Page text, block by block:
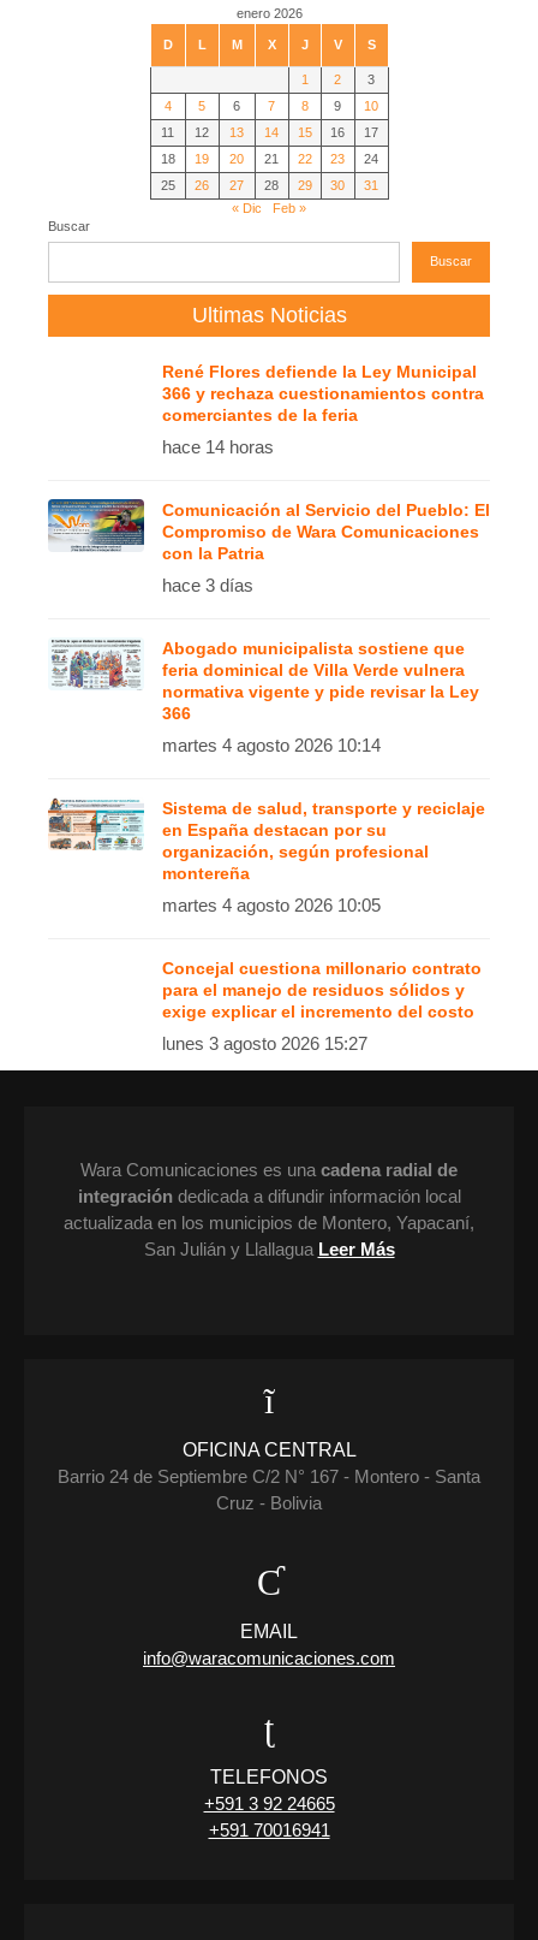
enero 2026
D L M X J V S
1 2
3
4
5 6 7 8 9
10
11
12 13 14 15 16
17
18
19 20 21 22 23
24
25
26 27 28 29 30
31
« Dic
Feb »
Buscar
Buscar
Ultimas Noticias
René Flores defiende la Ley Municipal
366 y rechaza cuestionamientos contra
comerciantes de la feria
hace 14 horas
Comunicación al Servicio del Pueblo: El
Compromiso de Wara Comunicaciones
con la Patria
hace 3 días
Abogado municipalista sostiene que
feria dominical de Villa Verde vulnera
normativa vigente y pide revisar la Ley
366
martes 4 agosto 2026 10:14
Sistema de salud, transporte y reciclaje
en España destacan por su
organización, según profesional
montereña
martes 4 agosto 2026 10:05
Concejal cuestiona millonario contrato
para el manejo de residuos sólidos y
exige explicar el incremento del costo
lunes 3 agosto 2026 15:27
Wara Comunicaciones es una cadena radial de
integracióndedicada a difundir información local
actualizada en los municipios de Montero, Yapacaní,
San Julián y Llallagua Leer Más
OFICINA CENTRAL
Barrio 24 de Septiembre C/2 N° 167 - Montero - Santa
Cruz - Bolivia
EMAIL
info@waracomunicaciones.com
TELEFONOS
+591 3 92 24665
+591 70016941